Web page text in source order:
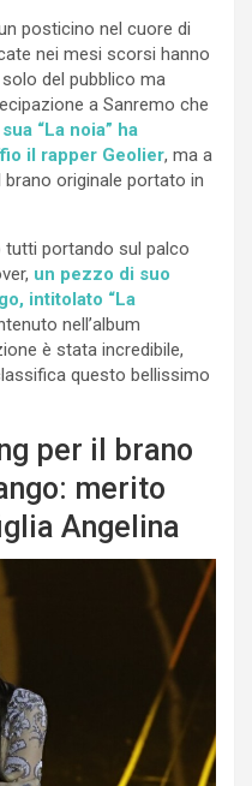
posticino nel cuore di
nei mesi scorsi hanno
del pubblico ma
a Sanremo che
sua “La noia” ha
il rapper Geolier, ma a
originale portato in
tutti portando sul palco
un pezzo di suo
intitolato “La
nell’album
è stata incredibile,
questo bellissimo
per il brano
merito
Angelina